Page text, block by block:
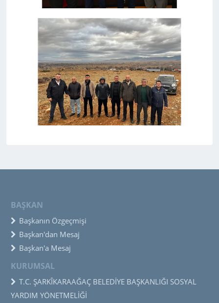
BAŞKAN
Başkanın Özgeçmişi
Başkan'dan Mesaj
Başkan'a Mesaj
KURUMSAL
T.C. ŞARKÎKARAAĞAÇ BELEDİYE BAŞKANLIĞI SOSYAL
YARDIM YÖNETMELİĞİ